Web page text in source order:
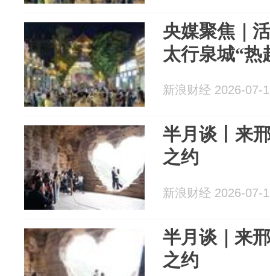
央媒聚焦｜
太行泉城“热
新浪财经 2026-07-
半月谈丨来
之约
新浪财经 2026-07-
半月谈｜来
之约